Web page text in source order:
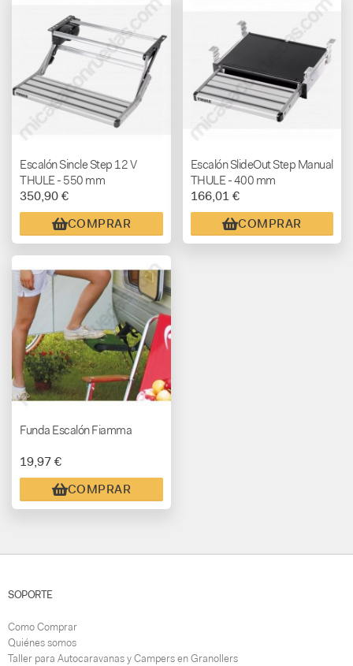
Escalón Sincle Step 12 V
THULE - 550 mm
350,90 €
COMPRAR
Escalón SlideOut Step Manual
THULE - 400 mm
166,01 €
COMPRAR
Funda Escalón Fiamma
19,97 €
COMPRAR
SOPORTE
Como Comprar
Quiénes somos
Taller para Autocaravanas y Campers en Granollers